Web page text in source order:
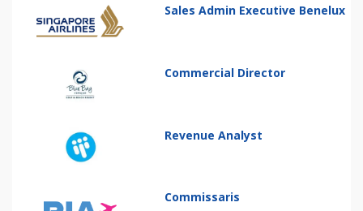
Sales Admin Executive Benelux
Commercial Director
Revenue Analyst
Commissaris